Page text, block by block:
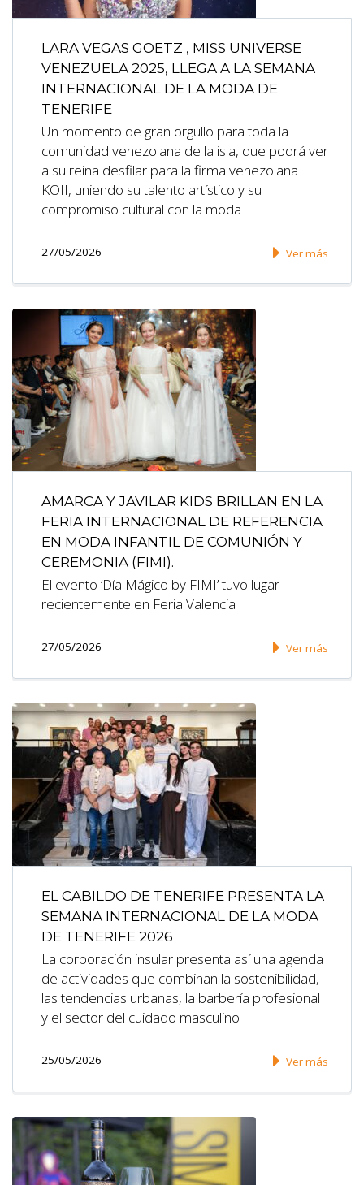
LARA VEGAS GOETZ , MISS UNIVERSE
VENEZUELA 2025, LLEGA A LA SEMANA
INTERNACIONAL DE LA MODA DE
TENERIFE
Un momento de gran orgullo para toda la
comunidad venezolana de la isla, que podrá ver
a su reina desfilar para la firma venezolana
KOII, uniendo su talento artístico y su
compromiso cultural con la moda
27/05/2026 Ver más
AMARCA Y JAVILAR KIDS BRILLAN EN LA
FERIA INTERNACIONAL DE REFERENCIA
EN MODA INFANTIL DE COMUNIÓN Y
CEREMONIA (FIMI).
El evento ‘Día Mágico by FIMI’ tuvo lugar
recientemente en Feria Valencia
27/05/2026 Ver más
EL CABILDO DE TENERIFE PRESENTA LA
SEMANA INTERNACIONAL DE LA MODA
DE TENERIFE 2026
La corporación insular presenta así una agenda
de actividades que combinan la sostenibilidad,
las tendencias urbanas, la barbería profesional
y el sector del cuidado masculino
25/05/2026 Ver más